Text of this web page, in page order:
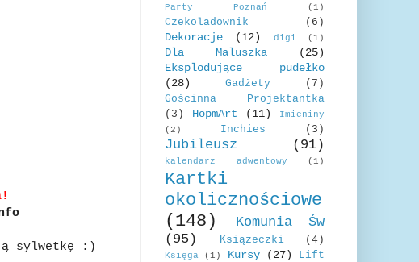
sylwetkę :)
Party Poznań
(1)
Czekoladownik (6)
Dekoracje (12) digi (1)
Dla Maluszka
(25)
Eksplodujące pudełko
(28)
Gadżety
(7)
Gościnna Projektantka
(3)
HopmArt (11)
Imieniny
(2)
Inchies (3)
Jubileusz (91)
kalendarz adwentowy (1)
Kartki
okolicznościowe
(148)
Komunia Św
(95)
Ksiązeczki (4)
Księga (1) Kursy (27)
Lift